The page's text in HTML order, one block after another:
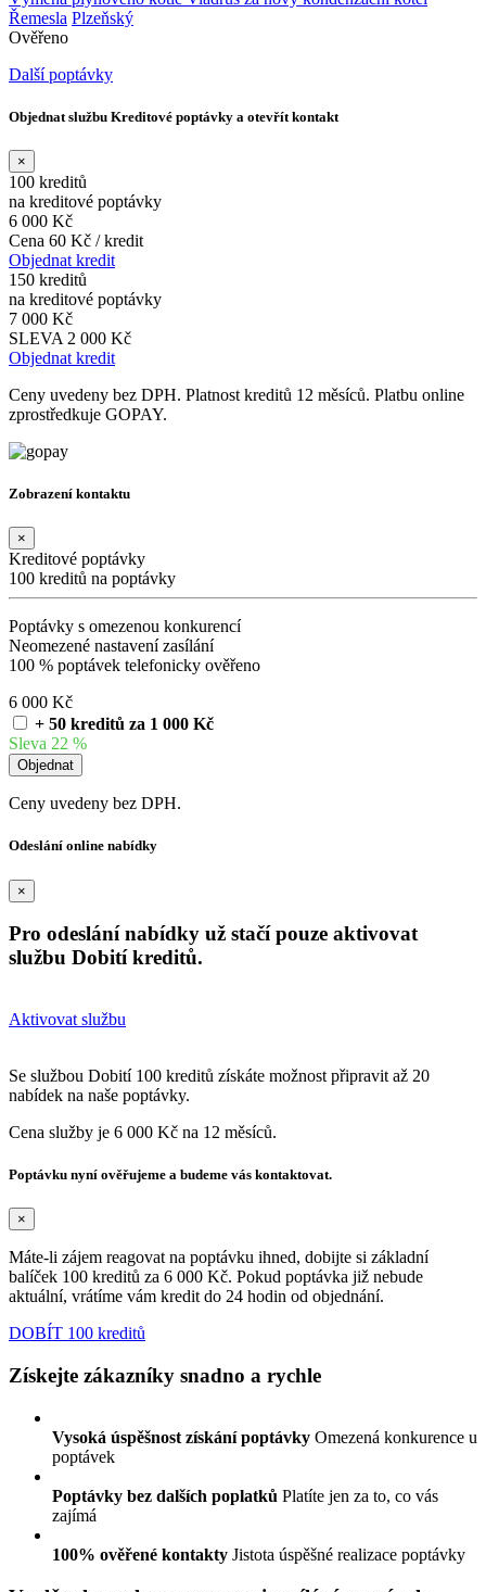
Řemesla Plzeňský
Ověřeno
Další poptávky
Objednat službu Kreditové poptávky a otevřít kontakt
×
100 kreditů
na kreditové poptávky
6 000 Kč
Cena 60 Kč / kredit
Objednat kredit
150 kreditů
na kreditové poptávky
7 000 Kč
SLEVA 2 000 Kč
Objednat kredit
Ceny uvedeny bez DPH. Platnost kreditů 12 měsíců. Platbu online
zprostředkuje GOPAY.
Zobrazení kontaktu
×
Kreditové poptávky
100 kreditů na poptávky
Poptávky s omezenou konkurencí
Neomezené nastavení zasílání
100 % poptávek telefonicky ověřeno
6 000 Kč
+ 50 kreditů za 1 000 Kč
Sleva 22 %
Ceny uvedeny bez DPH.
Odeslání online nabídky
×
Pro odeslání nabídky už stačí pouze aktivovat
službu Dobití kreditů.
Aktivovat službu
Se službou Dobití 100 kreditů získáte možnost připravit až 20
nabídek na naše poptávky.
Cena služby je 6 000 Kč na 12 měsíců.
Poptávku nyní ověřujeme a budeme vás kontaktovat.
×
Máte-li zájem reagovat na poptávku ihned, dobijte si základní
balíček 100 kreditů za 6 000 Kč. Pokud poptávka již nebude
aktuální, vrátíme vám kredit do 24 hodin od objednání.
DOBÍT 100 kreditů
Získejte zákazníky snadno a rychle
Vysoká úspěšnost získání poptávky Omezená konkurence u
poptávek
Poptávky bez dalších poplatků Platíte jen za to, co vás
zajímá
100% ověřené kontakty Jistota úspěšné realizace poptávky